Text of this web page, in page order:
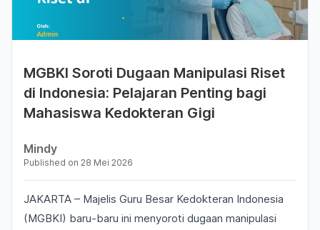
MGBKI Soroti Dugaan Manipulasi Riset
di Indonesia: Pelajaran Penting bagi
Mahasiswa Kedokteran Gigi
Mindy
Published on 28 Mei 2026
JAKARTA – Majelis Guru Besar Kedokteran Indonesia
(MGBKI) baru-baru ini menyoroti dugaan manipulasi